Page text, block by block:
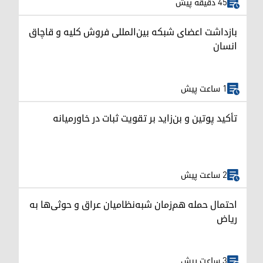
بازداشت اعضای شبکه بین‌المللی فروش کلیه و قاچاق
انسان
1 ساعت پیش
تأکید پوتین و بن‌زاید بر تقویت ثبات در خاورمیانه
2 ساعت پیش
احتمال حمله هم‌زمان شبه‌نظامیان عراق و حوثی‌ها به
ریاض